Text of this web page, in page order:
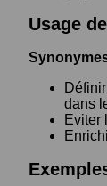
Usage
dans
Eviter